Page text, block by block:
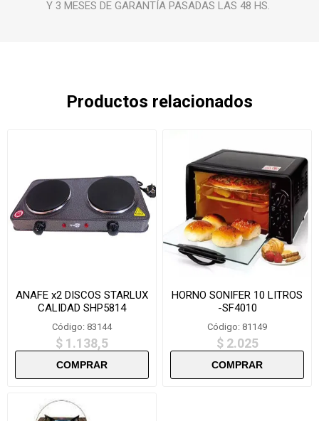
Y 3 MESES DE GARANTÍA PASADAS LAS 48 HS.
Productos relacionados
ANAFE x2 DISCOS STARLUX
CALIDAD SHP5814
Código: 83144
$ 1.138,5
HORNO SONIFER 10 LITROS
-SF4010
Código: 81149
$ 2.025